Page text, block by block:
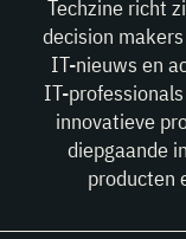
Techzine richt
decision
IT-nieuws en
IT-
innovatieve
diepgaande
producten